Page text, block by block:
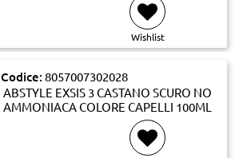
Wishlist
Codice: 8057007302028
ABSTYLE EXSIS 3 CASTANO SCURO NO
AMMONIACA COLORE CAPELLI 100ML